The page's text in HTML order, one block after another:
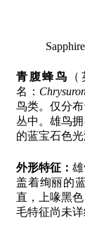
青腹蜂鸟
名：
鸟类。仅分
丛中。雄鸟
的蓝宝石色
外形特征：
盖着绚丽的
直，上喙黑
毛特征尚未